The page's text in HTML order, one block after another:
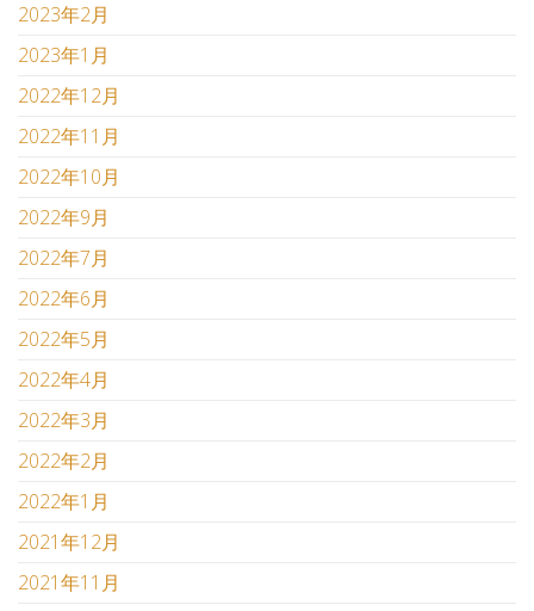
2023年2月
2023年1月
2022年12月
2022年11月
2022年10月
2022年9月
2022年7月
2022年6月
2022年5月
2022年4月
2022年3月
2022年2月
2022年1月
2021年12月
2021年11月